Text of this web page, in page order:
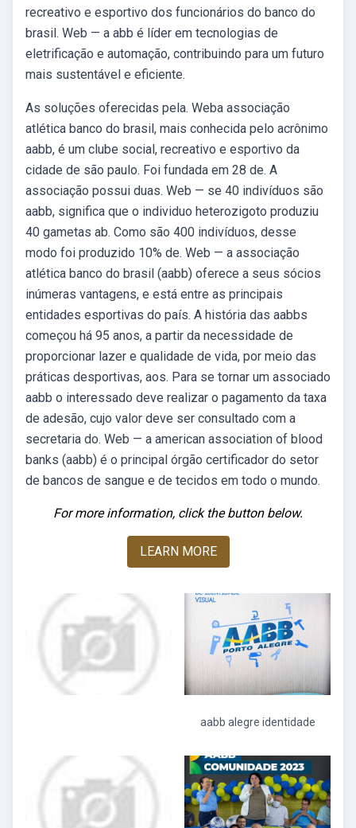
recreativo e esportivo dos funcionários do banco do
brasil. Web — a abb é líder em tecnologias de
eletrificação e automação, contribuindo para um futuro
mais sustentável e eficiente.
As soluções oferecidas pela. Weba associação
atlética banco do brasil, mais conhecida pelo acrônimo
aabb, é um clube social, recreativo e esportivo da
cidade de são paulo. Foi fundada em 28 de. A
associação possui duas. Web — se 40 indivíduos são
aabb, significa que o individuo heterozigoto produziu
40 gametas ab. Como são 400 indivíduos, desse
modo foi produzido 10% de. Web — a associação
atlética banco do brasil (aabb) oferece a seus sócios
inúmeras vantagens, e está entre as principais
entidades esportivas do país. A história das aabbs
começou há 95 anos, a partir da necessidade de
proporcionar lazer e qualidade de vida, por meio das
práticas desportivas, aos. Para se tornar um associado
aabb o interessado deve realizar o pagamento da taxa
de adesão, cujo valor deve ser consultado com a
secretaria do. Web — a american association of blood
banks (aabb) é o principal órgão certificador do setor
de bancos de sangue e de tecidos em todo o mundo.
For more information, click the button below.
LEARN MORE
aabb alegre identidade